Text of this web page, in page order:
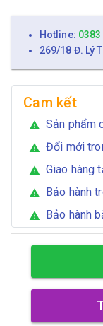
Hotline: 0383
269/18 Đ. Lý
Cam kết
warning Sản phẩm
warning Đổi mới
warning Giao hàng
warning Bảo hành
warning Bảo hành